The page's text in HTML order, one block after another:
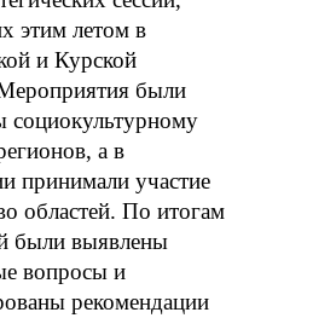
этим летом в
и Курской
были
социокультурному
а в
принимали участие
областей. По итогам
были выявлены
вопросы и
рекомендации